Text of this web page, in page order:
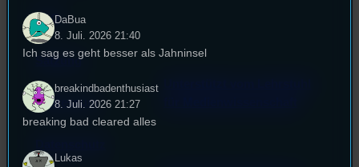
FAQ
Satzung
Impressum
DaBua
8. Juli. 2026 21:40
Ich sag es geht besser als Jahninsel
breakindbadenthusiast
8. Juli. 2026 21:27
breaking bad cleared alles
Lukas